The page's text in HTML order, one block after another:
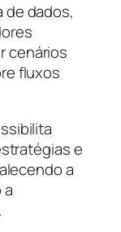
de dados,
cenários
fluxos
e
a
a